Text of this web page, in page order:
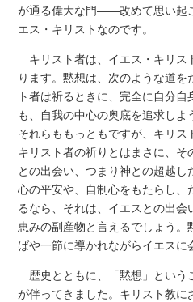
が通る偉大な門――改めて思い起
エス・キリストなのです。
キリスト者は、イエス・キリス
ります。黙想は、次のような道
ト者は祈るときに、完全に自分
も、自我の中心の奥底を追求しよ
それらももっともですが、キリス
キリスト者の祈りとはまさに、そ
との出会い、つまり神との超越
心の平安や、自制心をもたらし、
るなら、それは、イエスとの出
恵みの副産物と言えるでしょう。
ばや一節に導かれながらイエスに
歴史とともに、「黙想」という
が伴ってきました。キリスト教に